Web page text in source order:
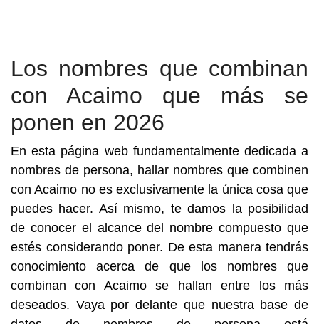
Los nombres que combinan
con Acaimo que más se
ponen en 2026
En esta página web fundamentalmente dedicada a
nombres de persona, hallar nombres que combinen
con Acaimo no es exclusivamente la única cosa que
puedes hacer. Así mismo, te damos la posibilidad
de conocer el alcance del nombre compuesto que
estés considerando poner. De esta manera tendrás
conocimiento acerca de que los nombres que
combinan con Acaimo se hallan entre los más
deseados. Vaya por delante que nuestra base de